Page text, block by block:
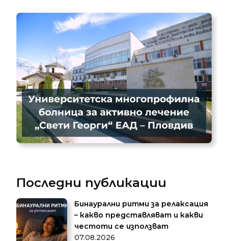
Последни публикации
Бинаурални ритми за релаксация
– какво представляват и какви
честоти се използват
07.08.2026